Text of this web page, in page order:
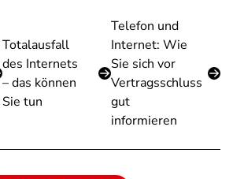
Totalausfall
des Internets
– das können
Sie tun
Telefon und
Internet: Wie
Sie sich vor
Vertragsschluss
gut
informieren